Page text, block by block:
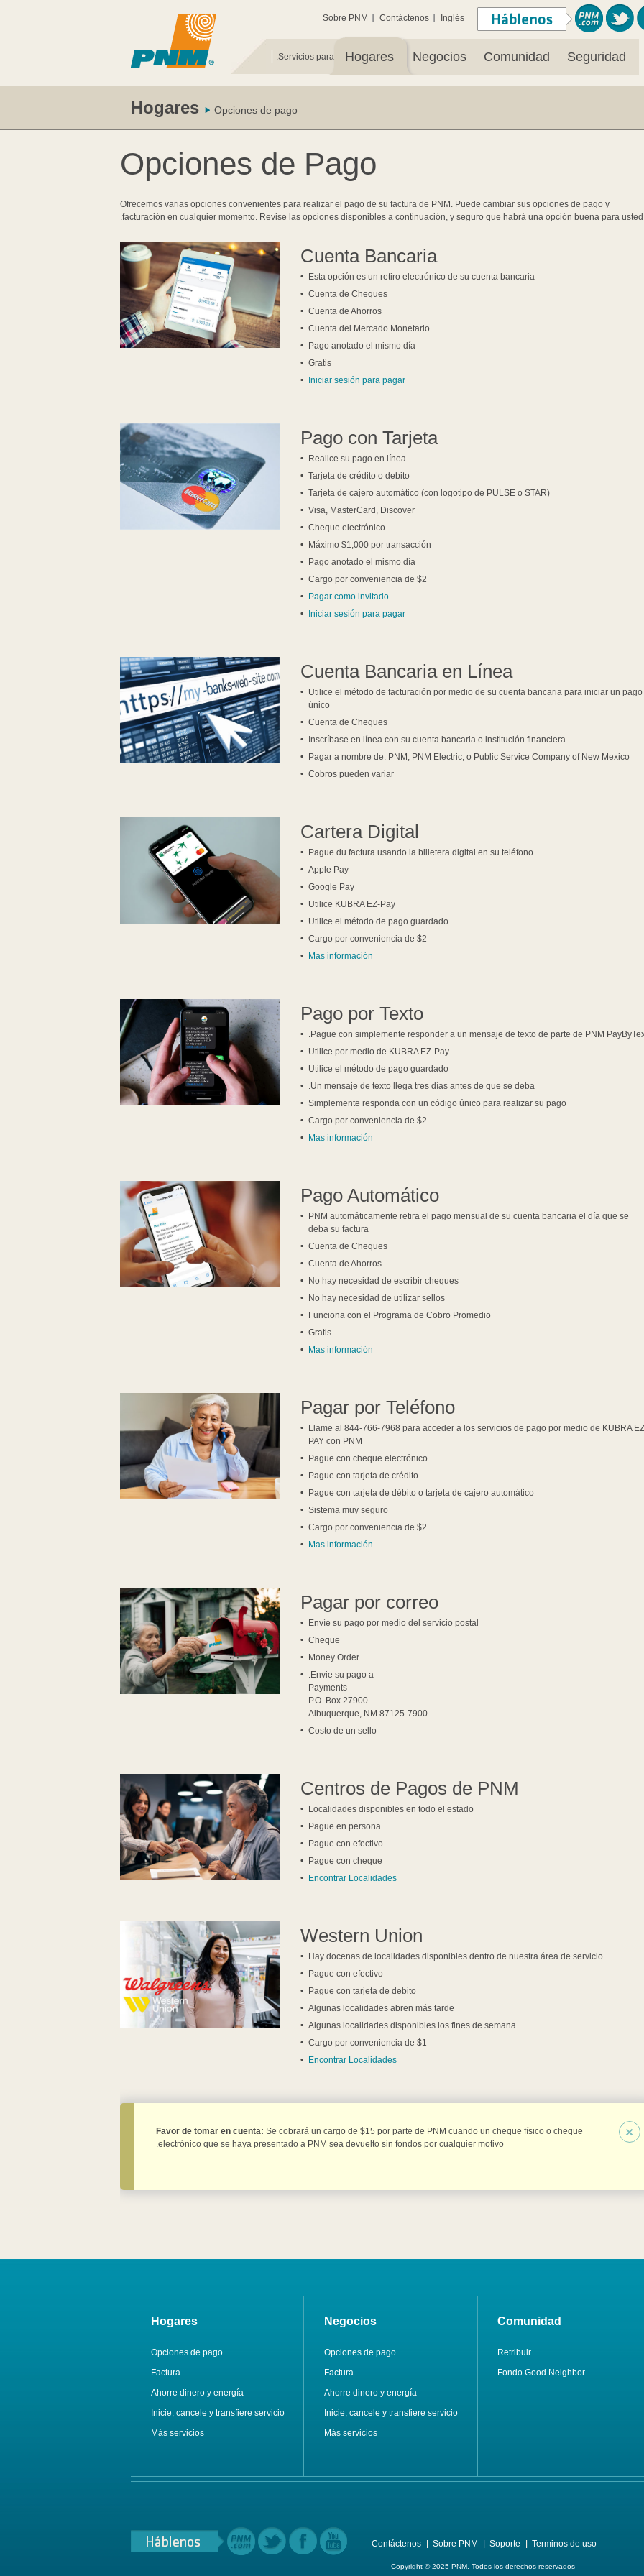
Sobre PNM Contáctenos Inglés
Servicios para: Hogares Negocios Comunidad Seguridad
Hogares Opciones de pago
Opciones de Pago
Ofrecemos varias opciones convenientes para realizar el pago de su factura de PNM. Puede cambiar sus opciones de pago y
facturación en cualquier momento. Revise las opciones disponibles a continuación, y seguro que habrá una opción buena para usted.
Cuenta Bancaria
Esta opción es un retiro electrónico de su cuenta bancaria
Cuenta de Cheques
Cuenta de Ahorros
Cuenta del Mercado Monetario
Pago anotado el mismo día
Gratis
Iniciar sesión para pagar
Pago con Tarjeta
Realice su pago en línea
Tarjeta de crédito o debito
Tarjeta de cajero automático (con logotipo de PULSE o STAR)
Visa, MasterCard, Discover
Cheque electrónico
Máximo $1,000 por transacción
Pago anotado el mismo día
Cargo por conveniencia de $2
Pagar como invitado
Iniciar sesión para pagar
Cuenta Bancaria en Línea
Utilice el método de facturación por medio de su cuenta bancaria para iniciar un pago
único
Cuenta de Cheques
Inscríbase en línea con su cuenta bancaria o institución financiera
Pagar a nombre de: PNM, PNM Electric, o Public Service Company of New Mexico
Cobros pueden variar
Cartera Digital
Pague du factura usando la billetera digital en su teléfono
Apple Pay
Google Pay
Utilice KUBRA EZ-Pay
Utilice el método de pago guardado
Cargo por conveniencia de $2
Mas información
Pago por Texto
Pague con simplemente responder a un mensaje de texto de parte de PNM
Utilice por medio de KUBRA EZ-Pay
Utilice el método de pago guardado
Un mensaje de texto llega tres días antes de que se deba.
Simplemente responda con un código único para realizar su pago
Cargo por conveniencia de $2
Mas información
Pago Automático
PNM automáticamente retira el pago mensual de su cuenta bancaria el día que se
deba su factura
Cuenta de Cheques
Cuenta de Ahorros
No hay necesidad de escribir cheques
No hay necesidad de utilizar sellos
Funciona con el Programa de Cobro Promedio
Gratis
Mas información
Pagar por Teléfono
Llame al 844-766-7968 para acceder a los servicios de pago por medio de KUBRA
PAY con PNM
Pague con cheque electrónico
Pague con tarjeta de crédito
Pague con tarjeta de débito o tarjeta de cajero automático
Sistema muy seguro
Cargo por conveniencia de $2
Mas información
Pagar por correo
Envíe su pago por medio del servicio postal
Cheque
Money Order
Envie su pago a:
Payments
P.O. Box 27900
Albuquerque, NM 87125-7900
Costo de un sello
Centros de Pagos de PNM
Localidades disponibles en todo el estado
Pague en persona
Pague con efectivo
Pague con cheque
Encontrar Localidades
Western Union
Hay docenas de localidades disponibles dentro de nuestra área de servicio
Pague con efectivo
Pague con tarjeta de debito
Algunas localidades abren más tarde
Algunas localidades disponibles los fines de semana
Cargo por conveniencia de $1
Encontrar Localidades
Favor de tomar en cuenta: Se cobrará un cargo de $15 por parte de PNM cuando un cheque físico o cheque
electrónico que se haya presentado a PNM sea devuelto sin fondos por cualquier motivo.
×
Hogares
Opciones de pago
Factura
Ahorre dinero y energía
Inicie, cancele y transfiere servicio
Más servicios
Negocios
Opciones de pago
Factura
Ahorre dinero y energía
Inicie, cancele y transfiere servicio
Más servicios
Comunidad
Retribuir
Fondo Good Neighbor
Contáctenos Sobre PNM Soporte Terminos de uso
Copyright © 2025 PNM. Todos los derechos reservados